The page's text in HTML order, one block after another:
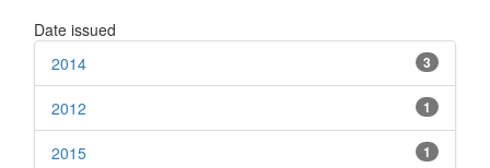
Date issued
3
2014
1
2012
1
2015